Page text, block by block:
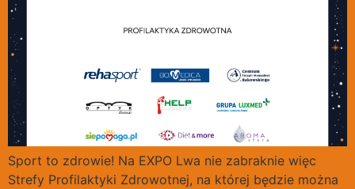
Sport to zdrowie! Na EXPO Lwa nie zabraknie więc
Strefy Profilaktyki Zdrowotnej, na której będzie można